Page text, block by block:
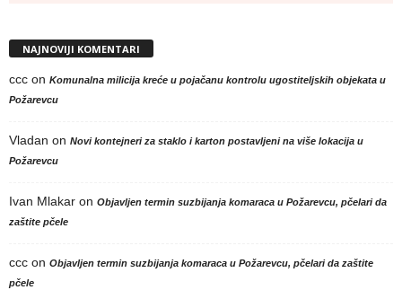
NAJNOVIJI KOMENTARI
ccc on Komunalna milicija kreće u pojačanu kontrolu ugostiteljskih objekata u
Požarevcu
Vladan on Novi kontejneri za staklo i karton postavljeni na više lokacija u
Požarevcu
Ivan Mlakar on Objavljen termin suzbijanja komaraca u Požarevcu, pčelari da
zaštite pčele
ccc on Objavljen termin suzbijanja komaraca u Požarevcu, pčelari da zaštite
pčele